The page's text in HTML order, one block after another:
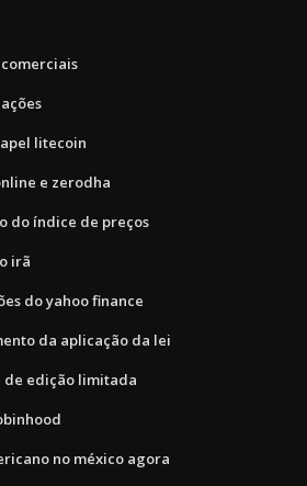
litecoin
e zerodha
do índice de preços
irã
do yahoo finance
da aplicação da lei
de edição limitada
no méxico agora